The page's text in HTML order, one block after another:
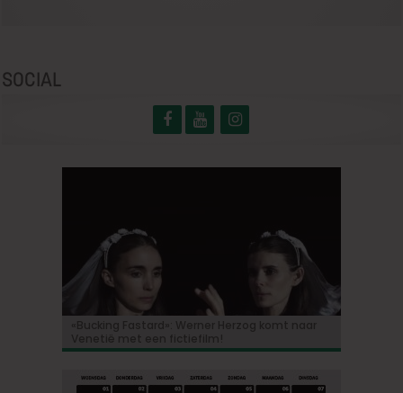
SOCIAL
«Bucking Fastard»: Werner Herzog komt naar
Venetië met een fictiefilm!
Korte animatiefilm ‘Melk’ nu ook uitgenodigd
voor TIFF
«Ebenezer»: Johnny Depp maakt zijn grote
comeback in een duistere herinterpretatie van
de Dickens-klassieker!
Bioscoopjournaal: ‘Frontera’
Vacature: Productie-assistent (m/v/x)